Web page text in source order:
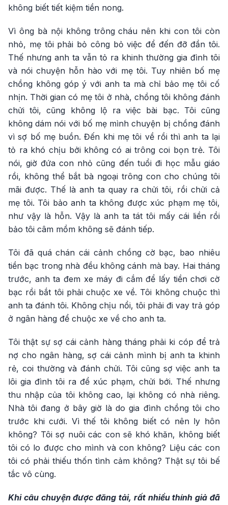
không biết tiết kiệm tiền nong.
Vì ông bà nội không trông cháu nên khi con tôi còn
nhỏ, mẹ tôi phải bỏ công bỏ việc để đến đỡ đần tôi.
Thế nhưng anh ta vẫn tỏ ra khinh thường gia đình tôi
và nói chuyện hỗn hào với mẹ tôi. Tuy nhiên bố mẹ
chồng không góp ý với anh ta mà chỉ bảo mẹ tôi cố
nhịn. Thời gian có mẹ tôi ở nhà, chồng tôi không đánh
chửi tôi, cũng không lộ ra việc bài bạc. Tôi cũng
không dám nói với bố mẹ mình chuyện bị chồng đánh
vì sợ bố mẹ buồn. Đến khi mẹ tôi về rồi thì anh ta lại
tỏ ra khó chịu bởi không có ai trông coi bọn trẻ. Tôi
nói, giờ đứa con nhỏ cũng đến tuổi đi học mẫu giáo
rồi, không thể bắt bà ngoại trông con cho chúng tôi
mãi được. Thế là anh ta quay ra chửi tôi, rồi chửi cả
mẹ tôi. Tôi bảo anh ta không được xúc phạm mẹ tôi,
như vậy là hỗn. Vậy là anh ta tát tôi mấy cái liền rồi
bảo tôi câm mồm không sẽ đánh tiếp.
Tôi đã quá chán cái cảnh chồng cờ bạc, bao nhiêu
tiền bạc trong nhà đều không cánh mà bay. Hai tháng
trước, anh ta đem xe máy đi cắm để lấy tiền chơi cờ
bạc rồi bắt tôi phải chuộc xe về. Tôi không chuộc thì
anh ta đánh tôi. Không chịu nổi, tôi phải đi vay trả góp
ở ngân hàng để chuộc xe về cho anh ta.
Tôi thật sự sợ cái cảnh hàng tháng phải ki cóp để trả
nợ cho ngân hàng, sợ cái cảnh mình bị anh ta khinh
rẻ, coi thường và đánh chửi. Tôi cũng sợ việc anh ta
lôi gia đình tôi ra để xúc phạm, chửi bới. Thế nhưng
thu nhập của tôi không cao, lại không có nhà riêng.
Nhà tôi đang ở bây giờ là do gia đình chồng tôi cho
trước khi cưới. Vì thế tôi không biết có nên ly hôn
không? Tôi sợ nuôi các con sẽ khó khăn, không biết
tôi có lo được cho mình và con không? Liệu các con
tôi có phải thiếu thốn tình cảm không? Thật sự tôi bế
tắc vô cùng.
Khi câu chuyện được đăng tải, rất nhiều thính giả đã